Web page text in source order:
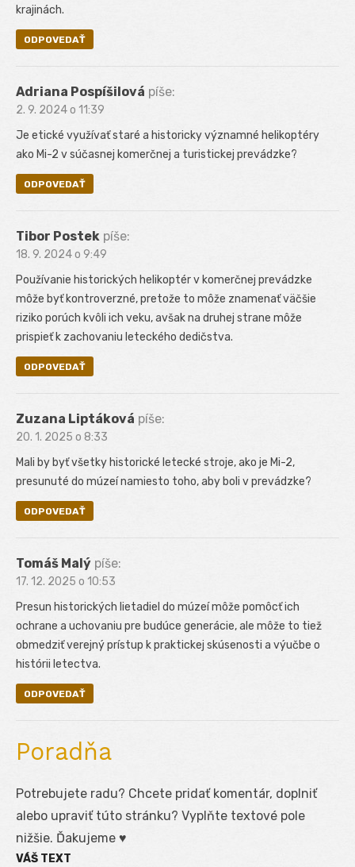
krajinách.
ODPOVEDAŤ
Adriana Pospíšilová píše:
2. 9. 2024 o 11:39
Je etické využívať staré a historicky významné helikoptéry
ako Mi-2 v súčasnej komerčnej a turistickej prevádzke?
ODPOVEDAŤ
Tibor Postek píše:
18. 9. 2024 o 9:49
Používanie historických helikoptér v komerčnej prevádzke
môže byť kontroverzné, pretože to môže znamenať väčšie
riziko porúch kvôli ich veku, avšak na druhej strane môže
prispieť k zachovaniu leteckého dedičstva.
ODPOVEDAŤ
Zuzana Liptáková píše:
20. 1. 2025 o 8:33
Mali by byť všetky historické letecké stroje, ako je Mi-2,
presunuté do múzeí namiesto toho, aby boli v prevádzke?
ODPOVEDAŤ
Tomáš Malý píše:
17. 12. 2025 o 10:53
Presun historických lietadiel do múzeí môže pomôcť ich
ochrane a uchovaniu pre budúce generácie, ale môže to tiež
obmedziť verejný prístup k praktickej skúsenosti a výučbe o
histórii letectva.
ODPOVEDAŤ
Poradňa
Potrebujete radu? Chcete pridať komentár, doplniť
alebo upraviť túto stránku? Vyplňte textové pole
nižšie. Ďakujeme ♥
VÁŠ TEXT